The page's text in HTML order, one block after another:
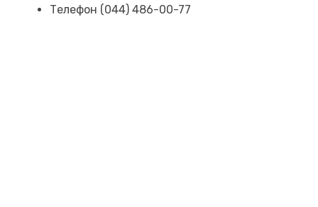
Телефон (044) 486-00-77